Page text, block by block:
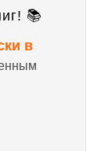
📚
в